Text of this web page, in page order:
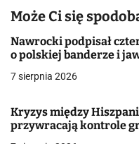
a
c
j
a
Może Ci się
Nawrocki podpisał
o polskiej banderze i
7 sierpnia 2026
Kryzys między
przywracają kontrole